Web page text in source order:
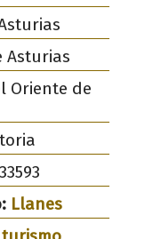
Asturias
Oriente de
Llanes